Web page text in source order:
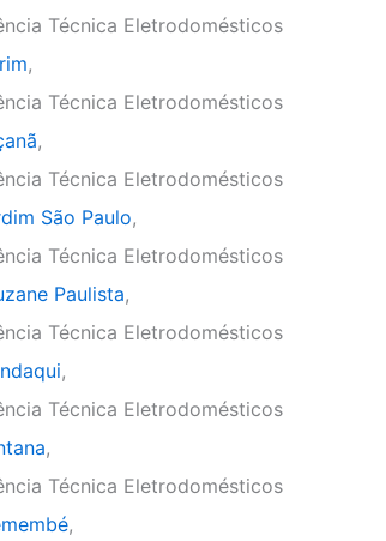
Técnica Eletrodomésticos
,
Técnica Eletrodomésticos
,
Técnica Eletrodomésticos
São Paulo,
Técnica Eletrodomésticos
Paulista,
Técnica Eletrodomésticos
,
Técnica Eletrodomésticos
,
Técnica Eletrodomésticos
,